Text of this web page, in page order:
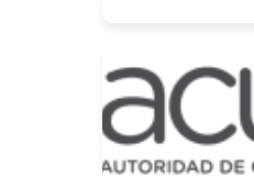
de la Provincia de
tiene como
ejecución de
programas y obras
integración social
populares de la